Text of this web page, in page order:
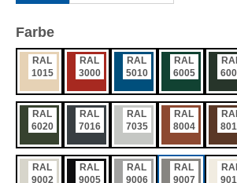
Farbeauswählen
RAL
1015
RAL
3000
RAL
5010
RAL
6005
RAL
6020
RAL
7016
RAL
7035
RAL
8004
RAL
9002
RAL
9005
RAL
9006
RAL
9007